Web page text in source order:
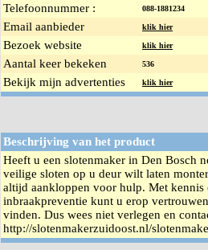
Telefoonnummer : 088-1881234
Email aanbieder klik hier
Bezoek website klik hier
Aantal keer bekeken 536
Bekijk mijn advertenties klik hier
Beschrijving van het product
Heeft u een slotenmaker in Den Bosch
veilige sloten op u deur wilt laten
altijd aankloppen voor hulp. Met kennis
inbraakpreventie kunt u erop
vinden. Dus wees niet verlegen en
http://slotenmakerzuidoost.nl/